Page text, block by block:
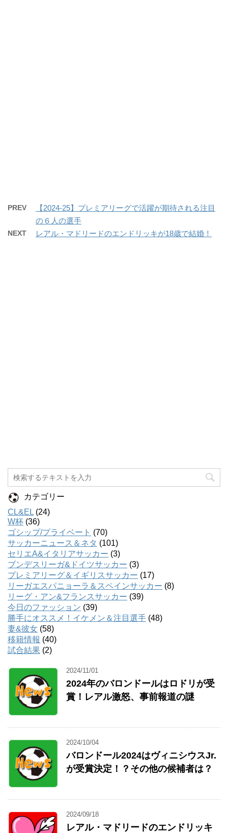
PREV
【2024-25】プレミアリーグで活躍が期待される注目
の６人の選手
NEXT レアル・マドリードのエンドリッキが18歳で結婚！
カテゴリー
CL&EL (24)
W杯 (36)
ゴシップ/プライベート (70)
サッカーニュース＆ネタ (101)
セリエA&イタリアサッカー (3)
ブンデスリーガ&ドイツサッカー (3)
プレミアリーグ＆イギリスサッカー (17)
リーガエスパニョーラ＆スペインサッカー (8)
リーグ・アン&フランスサッカー (39)
今日のファッション (39)
勝手にオススメ！イケメン＆注目選手 (48)
妻&彼女 (58)
移籍情報 (40)
試合結果 (2)
2024/11/01
2024年のバロンドールはロドリが受
賞！レアル激怒、事前報道の謎
2024/10/04
バロンドール2024はヴィニシウスJr.
が受賞決定！？その他の候補者は？
2024/09/18
レアル・マドリードのエンドリッキ